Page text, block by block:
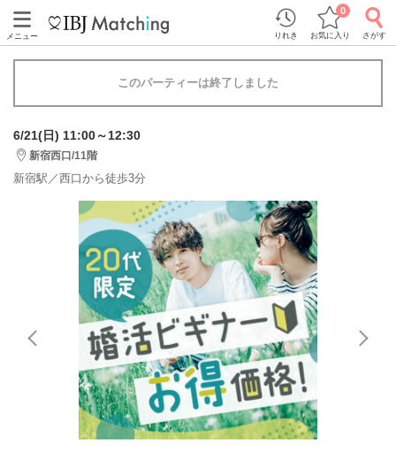
メニュー りれき お気に入り
0
さがす
このパーティーは終了しました
6/21(日) 11:00～12:30
新宿西口/11階
新宿駅／西口から徒歩3分